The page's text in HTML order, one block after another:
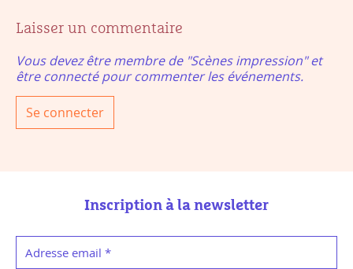
Laisser un commentaire
Vous devez être membre de "Scènes impression" et
être connecté pour commenter les événements.
Se connecter
Inscription à la newsletter
Adresse email *